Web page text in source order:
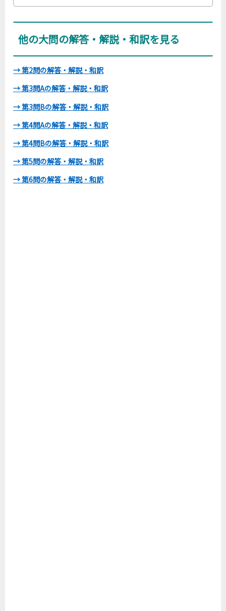
他の大問の解答・解説・和訳を見る
→ 第2問の解答・解説・和訳
→ 第3問Aの解答・解説・和訳
→ 第3問Bの解答・解説・和訳
→ 第4問Aの解答・解説・和訳
→ 第4問Bの解答・解説・和訳
→ 第5問の解答・解説・和訳
→ 第6問の解答・解説・和訳